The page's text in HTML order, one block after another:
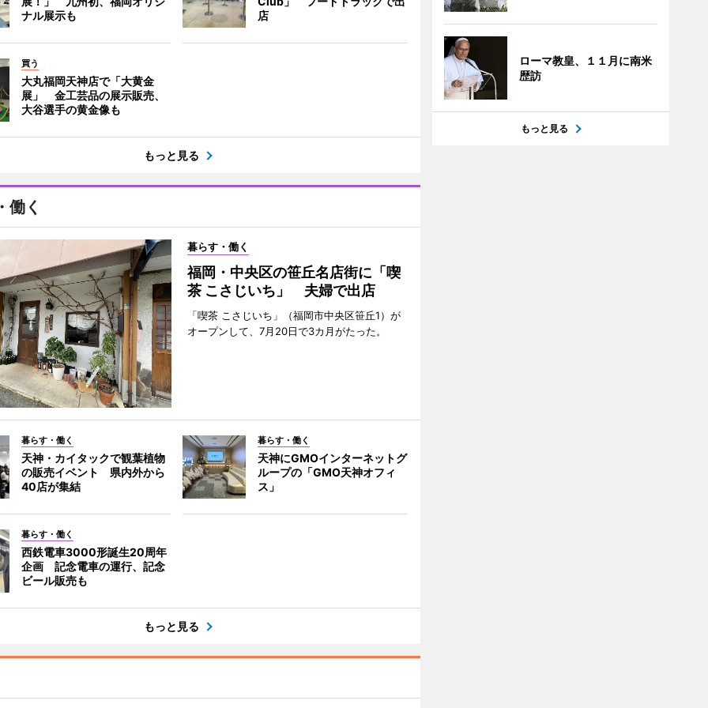
ナル展示も
店
買う
大丸福岡天神店で「大黄金
展」 金工芸品の展示販売、
大谷選手の黄金像も
もっと見る
働く
暮らす・働く
福岡・中央区の笹丘名店街に「喫
茶 こさじいち」 夫婦で出店
「喫茶 こさじいち」（福岡市中央区笹丘1）が
オープンして、7月20日で3カ月がたった。
暮らす・働く
天神・カイタックで観葉植物
の販売イベント 県内外から
40店が集結
暮らす・働く
天神にGMOインターネットグ
ループの「GMO天神オフィ
ス」
暮らす・働く
西鉄電車3000形誕生20周年
企画 記念電車の運行、記念
ビール販売も
もっと見る
ローマ教皇、１１月に南米
歴訪
もっと見る